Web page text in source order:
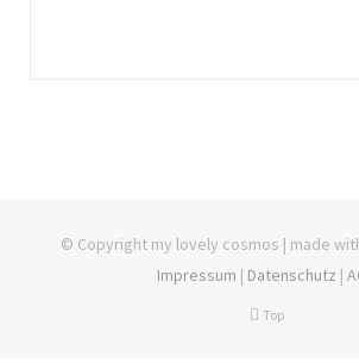
© Copyright my lovely cosmos | made
Impressum | Datenschutz |
Top